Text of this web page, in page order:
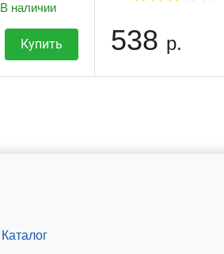
В наличии
Купить 538 р.
Каталог